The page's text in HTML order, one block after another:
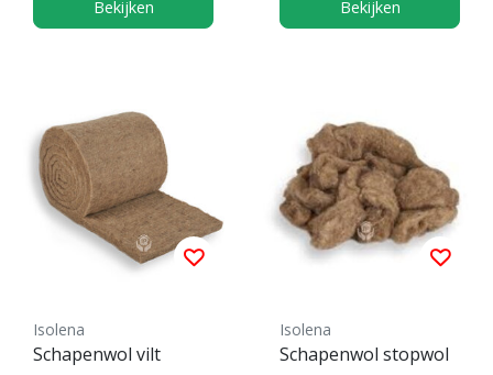
Bekijken Bekijken
Isolena
Schapenwol vilt
Isolena
Schapenwol stopwol